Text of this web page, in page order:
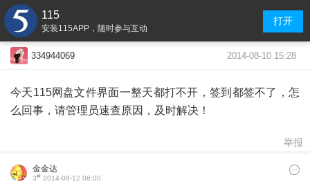
115
安装115APP，随时参与互动
打开
334944069 2014-08-10 15:28
今天115网盘文件界面一整天都打不开，签到都签不了，怎
么回事，请管理员速查原因，及时解决！
举报
金金达
3# 2014-08-12 06:00